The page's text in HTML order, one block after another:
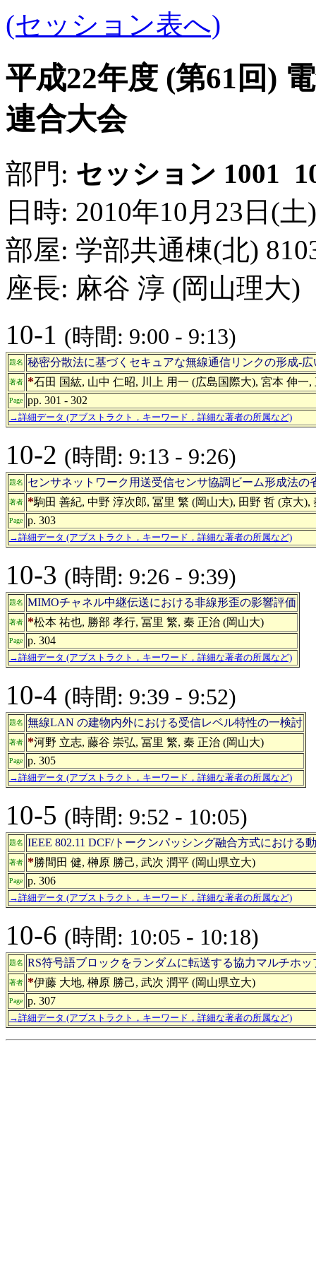
(セッション表へ)
平成22年度 (第61回)
連合大会
部門: セッション 1001
日時: 2010年10月23日(土
部屋: 学部共通棟(北)
座長: 麻谷 淳 (岡山理大)
10-1 (時間: 9:00 - 9:13)
題名 秘密分散法に基づくセキュアな無線通信リンクの形成-
著者 *石田 国紘, 山中 仁昭, 川上 用一 (広島国際大), 宮本 伸一
Page pp. 301 - 302
→詳細データ (アブストラクト，キーワード，詳細な著者の所属など)
10-2 (時間: 9:13 - 9:26)
題名 センサネットワーク用送受信センサ協調ビーム形成法の
著者 *駒田 善紀, 中野 淳次郎, 冨里 繁 (岡山大), 田野 哲 (京大),
Page p. 303
→詳細データ (アブストラクト，キーワード，詳細な著者の所属など)
10-3 (時間: 9:26 - 9:39)
題名 MIMOチャネル中継伝送における非線形歪の影響評価
著者 *松本 祐也, 勝部 孝行, 冨里 繁, 秦 正治 (岡山大)
Page p. 304
→詳細データ (アブストラクト，キーワード，詳細な著者の所属など)
10-4 (時間: 9:39 - 9:52)
題名 無線LAN の建物内外における受信レベル特性の一検討
著者 *河野 立志, 藤谷 崇弘, 冨里 繁, 秦 正治 (岡山大)
Page p. 305
→詳細データ (アブストラクト，キーワード，詳細な著者の所属など)
10-5 (時間: 9:52 - 10:05)
題名 IEEE 802.11 DCF/トークンパッシング融合方式における
著者 *勝間田 健, 榊原 勝己, 武次 潤平 (岡山県立大)
Page p. 306
→詳細データ (アブストラクト，キーワード，詳細な著者の所属など)
10-6 (時間: 10:05 - 10:18)
題名 RS符号語ブロックをランダムに転送する協力マルチホ
著者 *伊藤 大地, 榊原 勝己, 武次 潤平 (岡山県立大)
Page p. 307
→詳細データ (アブストラクト，キーワード，詳細な著者の所属など)